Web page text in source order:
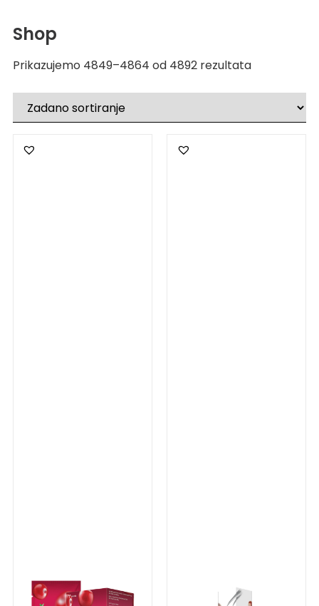
Shop
Prikazujemo 4849–4864 od 4892 rezultata